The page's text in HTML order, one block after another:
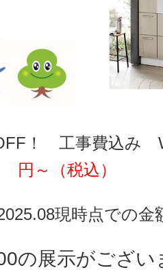
OFF！ 工事費込
円～（税込）
現時点での金
の展示がござい